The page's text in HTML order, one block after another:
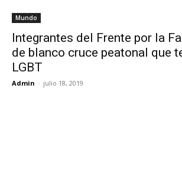
Mundo
Integrantes del Frente por la
de blanco cruce peatonal que
LGBT
Admin - julio 18, 2019